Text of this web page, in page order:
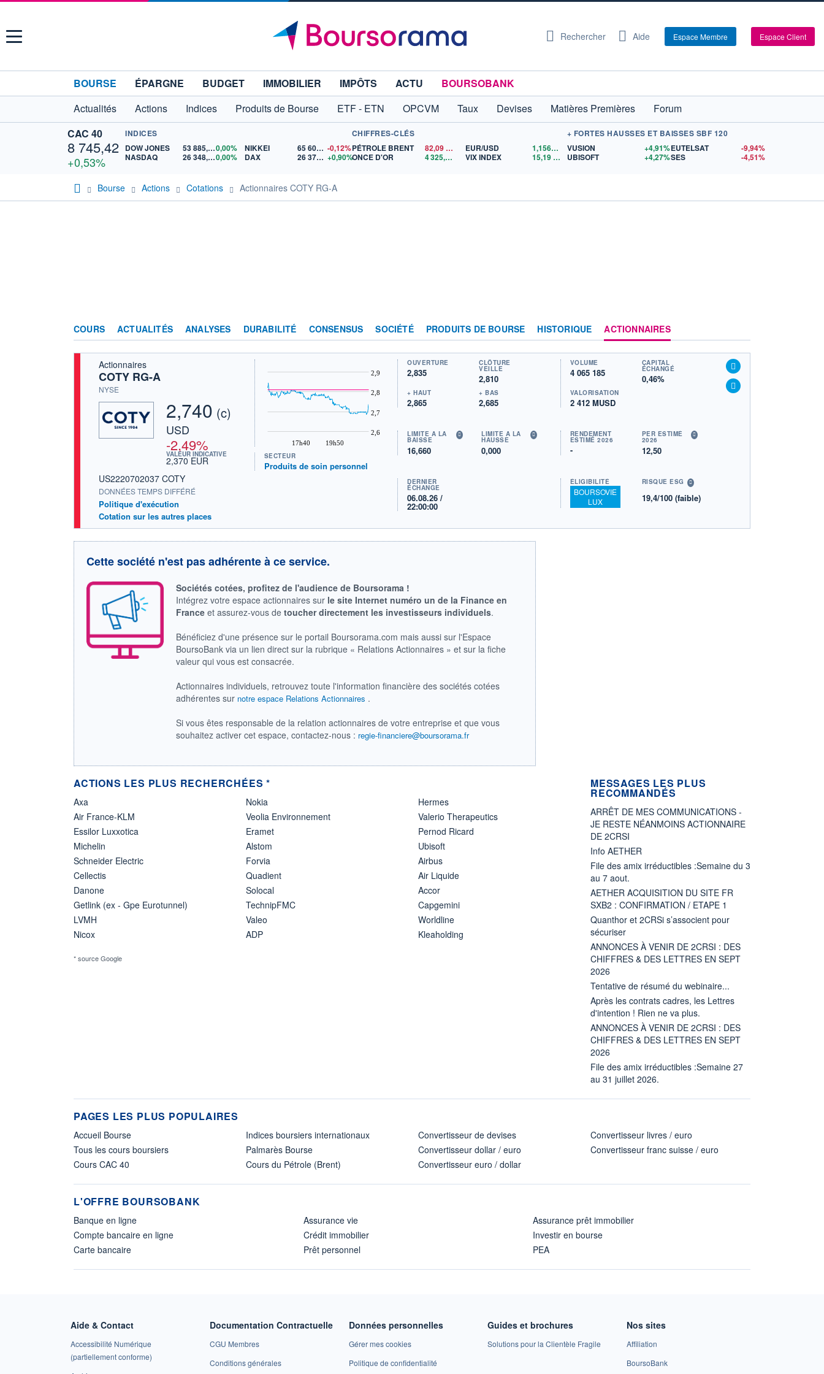
Menu Rechercher Aide Espace Membre Espace Client
BOURSE ÉPARGNE BUDGET IMMOBILIER IMPÔTS ACTU
BOURSOBANK
Actualités
Actions Indices Produits de Bourse ETF - ETN OPCVM Taux Devises Matières Premières
Forum
CAC 40
8 745,42
+0,53%
INDICES
DOW JONES
53 885,100,00%
NASDAQ
26 348,350,00%
NIKKEI 65 606,71 -0,12%
DAX
26 375,11 +0,90%
CHIFFRES-CLÉS
PÉTROLE BRENT
82,09
ONCE D'OR
4 325,02 $US
EUR/USD 1,1566$US
VIX INDEX
15,19
+ FORTES HAUSSES ET BAISSES SBF 120
VUSION
+4,91%
UBISOFT
+4,27%
EUTELSAT
-9,94%
SES
-4,51%
Bourse Actions Cotations Actionnaires COTY RG-A
COURS ACTUALITÉS ANALYSES DURABILITÉ CONSENSUS SOCIÉTÉ PRODUITS DE BOURSE HISTORIQUE ACTIONNAIRES
Actionnaires
COTY RG-A
NYSE
2,740 (c)
USD
-2,49%
VALEUR INDICATIVE
2,370 EUR
US2220702037 COTY
DONNÉES TEMPS DIFFÉRÉ
Politique d'exécution
Cotation sur les autres places
17h40 19h50
2,6
2,7
2,8
2,9
SECTEUR
Produits de soin personnel
OUVERTURE
2,835
CLÔTURE
VEILLE
2,810
+ HAUT
2,865
+ BAS
2,685
VOLUME
4 065 185
CAPITAL
ÉCHANGÉ
0,46%
VALORISATION
2 412 MUSD
LIMITE À LA
BAISSE
16,660
LIMITE À LA
HAUSSE
0,000
RENDEMENT
ESTIMÉ 2026
-
PER ESTIMÉ
2026
12,50
DERNIER
ÉCHANGE
06.08.26 /
22:00:00
ÉLIGIBILITÉ
BOURSOVIE
LUX
RISQUE ESG
19,4/100 (faible)
Cette société n'est pas adhérente à ce service.
Sociétés cotées, profitez de l'audience de Boursorama !
Intégrez votre espace actionnaires sur le site Internet numéro un de la Finance en
France et assurez-vous detoucher directement les investisseurs individuels.
Bénéficiez d'une présence sur le portail Boursorama.com mais aussi sur l'Espace
BoursoBank via un lien direct sur la rubrique « Relations Actionnaires » et sur la fiche
valeur qui vous est consacrée.
Actionnaires individuels, retrouvez toute l'information financière des sociétés cotées
adhérentes sur notre espace Relations Actionnaires .
Si vous êtes responsable de la relation actionnaires de votre entreprise et que vous
souhaitez activer cet espace, contactez-nous : regie-financiere@boursorama.fr
ACTIONS LES PLUS RECHERCHÉES *
Axa
Air France-KLM
Essilor Luxxotica
Michelin
Schneider Electric
Cellectis
Danone
Getlink (ex - Gpe Eurotunnel)
LVMH
Nicox
Nokia
Veolia Environnement
Eramet
Alstom
Forvia
Quadient
Solocal
TechnipFMC
Valeo
ADP
Hermes
Valerio Therapeutics
Pernod Ricard
Ubisoft
Airbus
Air Liquide
Accor
Capgemini
Worldline
Kleaholding
* source Google
MESSAGES LES PLUS
RECOMMANDÉS
ARRÊT DE MES COMMUNICATIONS -
JE RESTE NÉANMOINS ACTIONNAIRE
DE 2CRSI
Info AETHER
File des amix irréductibles :Semaine du 3
au 7 aout.
AETHER ACQUISITION DU SITE FR
SXB2 : CONFIRMATION / ETAPE 1
Quanthor et 2CRSi s’associent pour
sécuriser
ANNONCES À VENIR DE 2CRSI : DES
CHIFFRES & DES LETTRES EN SEPT
2026
Tentative de résumé du webinaire...
Après les contrats cadres, les Lettres
d'intention ! Rien ne va plus.
ANNONCES À VENIR DE 2CRSI : DES
CHIFFRES & DES LETTRES EN SEPT
2026
File des amix irréductibles :Semaine 27
au 31 juillet 2026.
PAGES LES PLUS POPULAIRES
Accueil Bourse
Tous les cours boursiers
Cours CAC 40
Indices boursiers internationaux
Palmarès Bourse
Cours du Pétrole (Brent)
Convertisseur de devises
Convertisseur dollar / euro
Convertisseur euro / dollar
Convertisseur livres / euro
Convertisseur franc suisse / euro
L'OFFRE BOURSOBANK
Banque en ligne
Compte bancaire en ligne
Carte bancaire
Assurance vie
Crédit immobilier
Prêt personnel
Assurance prêt immobilier
Investir en bourse
PEA
Aide & Contact
Accessibilité Numérique
(partiellement conforme)
Documentation Contractuelle
CGU Membres
Conditions générales
Données personnelles
Gérer mes cookies
Politique de confidentialité
Guides et brochures
Solutions pour la Clientèle Fragile
Nos sites
Affiliation
BoursoBank